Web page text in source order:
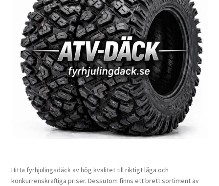
Hitta fyrhjulingsdäck av hög kvalitet till riktigt låga och
konkurrenskraftiga priser. Dessutom finns ett brett sortiment av